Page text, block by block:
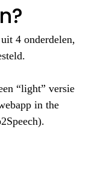
4 onderdelen,
“light” versie
in the